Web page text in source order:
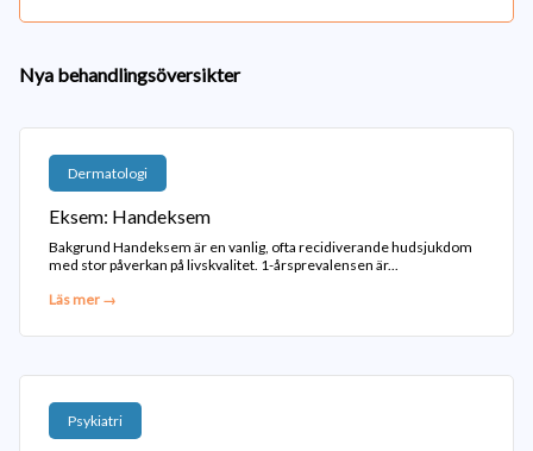
Nya behandlingsöversikter
Dermatologi
Eksem: Handeksem
Bakgrund Handeksem är en vanlig, ofta recidiverande hudsjukdom
med stor påverkan på livskvalitet. 1-årsprevalensen är...
Läs mer →
Psykiatri